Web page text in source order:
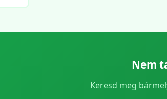
Nem
Keresd meg